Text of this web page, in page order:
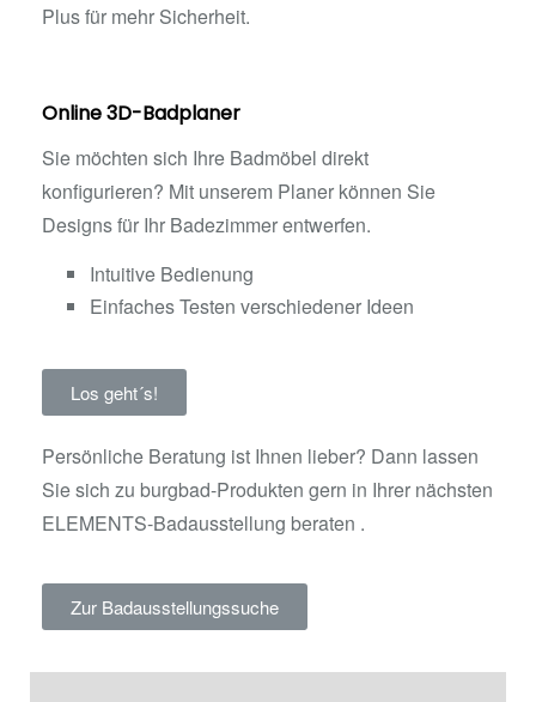
Plus für mehr Sicherheit.
Online 3D-Badplaner
Sie möchten sich Ihre Badmöbel direkt
konfigurieren? Mit unserem Planer können Sie
Designs für Ihr Badezimmer entwerfen.
Intuitive Bedienung
Einfaches Testen verschiedener Ideen
Los geht´s!
Persönliche Beratung ist Ihnen lieber? Dann lassen
Sie sich zu burgbad-Produkten gern in Ihrer nächsten
ELEMENTS-Badausstellung beraten .
Zur Badausstellungssuche